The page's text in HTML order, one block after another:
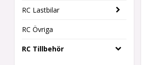
RC Lastbilar
RC Övriga
RC Tillbehör